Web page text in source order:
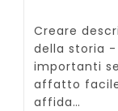
Creare
della storia
importanti
affatto
affida…